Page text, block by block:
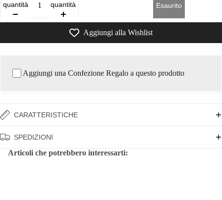
quantità
quantità
Esaurito
Aggiungi alla Wishlist
Aggiungi una Confezione Regalo a questo prodotto
CARATTERISTICHE
SPEDIZIONI
Articoli che potrebbero interessarti: